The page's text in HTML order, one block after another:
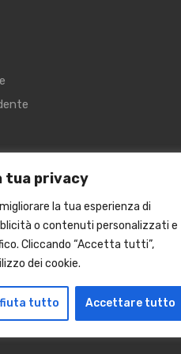
tua privacy
la tua esperienza di
o contenuti personalizzati e
Cliccando “Accetta tutti”,
dei cookie.
tutto Accettare tutto
S.R.L. VIA RISORGIMENTO, 9 -